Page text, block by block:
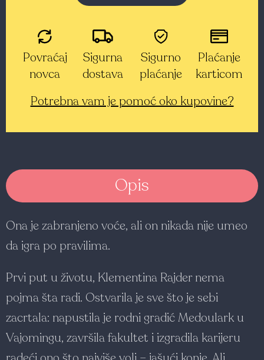
Povraćaj
novca
Sigurna
dostava
Sigurno
plaćanje
Plaćanje
karticom
Potrebna vam je pomoć oko kupovine?
Opis
Ona je zabranjeno voće, ali on nikada nije umeo
da igra po pravilima.
Prvi put u životu, Klementina Rajder nema
pojma šta radi. Ostvarila je sve što je sebi
zacrtala: napustila je rodni gradić Medoulark u
Vajomingu, završila fakultet i izgradila karijeru